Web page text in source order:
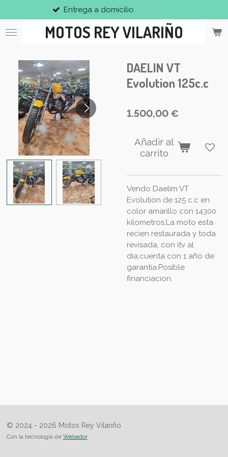
al
contenido
MOTOS REY VILARIÑO
Entrega a domicilio
DAELIN VT
Evolution 125c.c
1.500,00 €
Añadir al
carrito
Vendo Daelim VT
Evolution de 125 c.c en
color amarillo con 14300
kilometros.La moto esta
recien restaurada y toda
revisada, con itv al
dia,cuenta con 1 año de
garantia.Posible
financiacion.
© 2024 - 2026 Motos Rey Vilariño
Con la tecnología de Webador